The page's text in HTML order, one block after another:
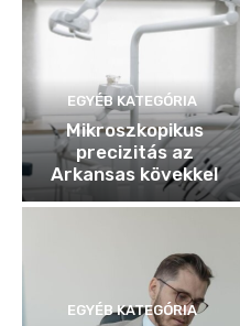
EGYÉB KATEGÓRIA
Mikroszkopikus
precizitás az
Arkansas kövekkel
EGYÉB KATEGÓRIA